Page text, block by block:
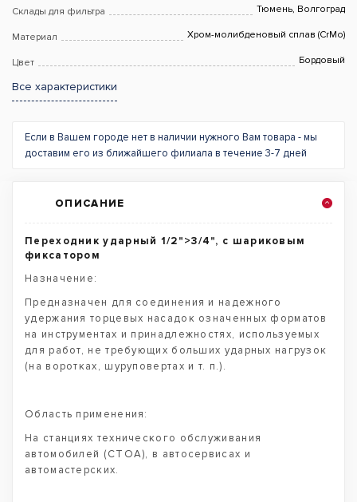
Склады для фильтра Тюмень, Волгоград
Материал Хром-молибденовый сплав (CrMo)
Цвет Бордовый
Все характеристики
Если в Вашем городе нет в наличии нужного Вам товара - мы
доставим его из ближайшего филиала в течение 3-7 дней
ОПИСАНИЕ
Переходник ударный 1/2">3/4", с шариковым
фиксатором
Назначение:
Предназначен для соединения и надежного
удержания торцевых насадок означенных форматов
на инструментах и принадлежностях, используемых
для работ, не требующих больших ударных нагрузок
(на воротках, шуруповертах и т. п.).
Область применения:
На станциях технического обслуживания
автомобилей (СТОА), в автосервисах и
автомастерских.